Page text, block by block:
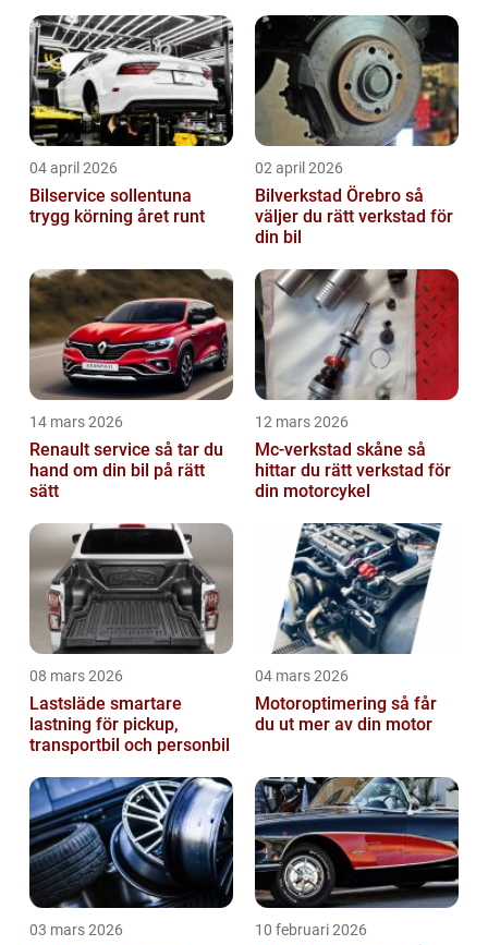
04 april 2026
Bilservice sollentuna
trygg körning året runt
02 april 2026
Bilverkstad Örebro så
väljer du rätt verkstad för
din bil
14 mars 2026
Renault service så tar du
hand om din bil på rätt
sätt
12 mars 2026
Mc-verkstad skåne så
hittar du rätt verkstad för
din motorcykel
08 mars 2026
Lastsläde smartare
lastning för pickup,
transportbil och personbil
04 mars 2026
Motoroptimering så får
du ut mer av din motor
03 mars 2026 10 februari 2026